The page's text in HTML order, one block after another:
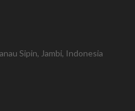
Sipin, Jambi, Indonesia